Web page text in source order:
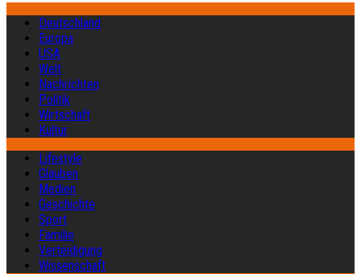
Deutschland
Europa
USA
Welt
Nachrichten
Politik
Wirtschaft
Kultur
Lifestyle
Glauben
Medien
Geschichte
Sport
Familie
Verteidigung
Wissenschaft